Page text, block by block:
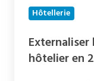
guide
pour
DSI
Hôtellerie
hôtelier en